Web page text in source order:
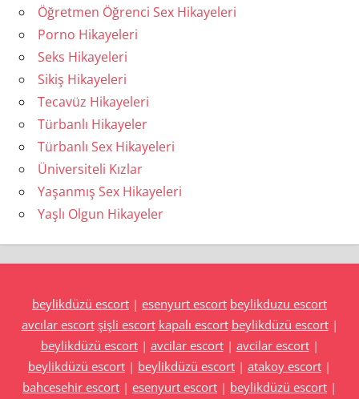
Öğretmen Öğrenci Sex Hikayeleri
Porno Hikayeleri
Seks Hikayeleri
Sikiş Hikayeleri
Tecavüz Hikayeleri
Türbanlı Hikayeler
Türbanlı Sex Hikayeleri
Üniversiteli Kızlar
Yaşanmış Sex Hikayeleri
Yaşlı Olgun Hikayeler
beylikdüzü escort | esenyurt escort beylikduzu escort
avcılar escort şişli escort kapalı escort beylikdüzü escort|
beylikdüzü escort| avcilar escort| avcilar escort|
beylikdüzü escort | beylikdüzü escort | atakoy escort |
bahcesehir escort | esenyurt escort | beylikdüzü escort |